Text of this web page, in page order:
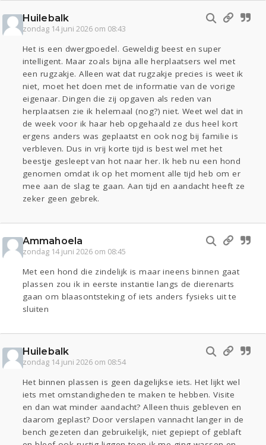
Huilebalk
zondag 14 juni 2026 om 08:43
Het is een dwergpoedel. Geweldig beest en super
intelligent. Maar zoals bijna alle herplaatsers wel met
een rugzakje. Alleen wat dat rugzakje precies is weet ik
niet, moet het doen met de informatie van de vorige
eigenaar. Dingen die zij opgaven als reden van
herplaatsen zie ik helemaal (nog?) niet. Weet wel dat in
de week voor ik haar heb opgehaald ze dus heel kort
ergens anders was geplaatst en ook nog bij familie is
verbleven. Dus in vrij korte tijd is best wel met het
beestje gesleept van hot naar her. Ik heb nu een hond
genomen omdat ik op het moment alle tijd heb om er
mee aan de slag te gaan. Aan tijd en aandacht heeft ze
zeker geen gebrek.
Ammahoela
zondag 14 juni 2026 om 08:45
Met een hond die zindelijk is maar ineens binnen gaat
plassen zou ik in eerste instantie langs de dierenarts
gaan om blaasontsteking of iets anders fysieks uit te
sluiten
Huilebalk
zondag 14 juni 2026 om 08:54
Het binnen plassen is geen dagelijkse iets. Het lijkt wel
iets met omstandigheden te maken te hebben. Visite
en dan wat minder aandacht? Alleen thuis gebleven en
daarom geplast? Door verslapen vannacht langer in de
bench gezeten dan gebruikelijk, niet gepiept of geblaft